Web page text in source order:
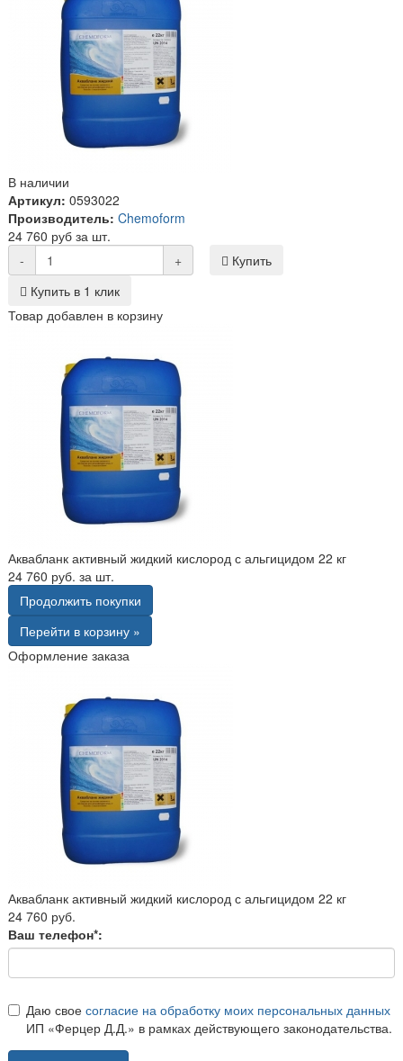
В наличии
Артикул: 0593022
Производитель: Chemoform
24 760 руб за шт.
-
+
Купить
Купить в 1 клик
Товар добавлен в корзину
Аквабланк активный жидкий кислород с альгицидом 22 кг
24 760 руб. за шт.
Продолжить покупки
Перейти в корзину »
Оформление заказа
Аквабланк активный жидкий кислород с альгицидом 22 кг
24 760 руб.
Ваш телефон*:
Даю свое согласие на обработку моих персональных данных
ИП «Ферцер Д.Д.» в рамках действующего законодательства.